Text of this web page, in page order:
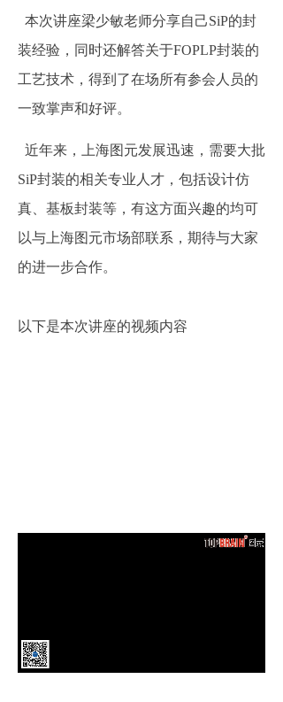
本次讲座梁少敏老师分享自己SiP的封
装经验，同时还解答关于FOPLP封装的
工艺技术，得到了在场所有参会人员的
一致掌声和好评。
近年来，上海图元发展迅速，需要大批
SiP封装的相关专业人才，包括设计仿
真、基板封装等，有这方面兴趣的均可
以与上海图元市场部联系，期待与大家
的进一步合作。
以下是本次讲座的视频内容